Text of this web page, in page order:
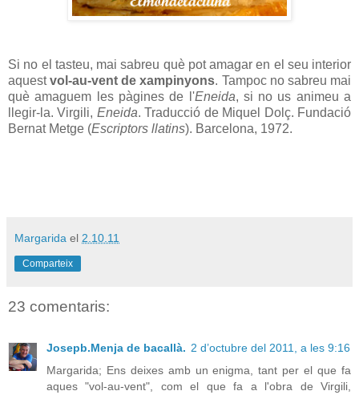
Si no el tasteu, mai sabreu què pot amagar en el seu interior
aquestvol-au-vent de xampinyons. Tampoc no sabreu mai
què amaguem les pàgines de l'Eneida, si no us animeu a
llegir-la. Virgili, Eneida. Traducció de Miquel Dolç. Fundació
Bernat Metge (Escriptors llatins). Barcelona, 1972.
Margarida el 2.10.11
Comparteix
23 comentaris:
Josepb.Menja de bacallà. 2 d’octubre del 2011, a les 9:16
Margarida; Ens deixes amb un enigma, tant per el que fa
aques "vol-au-vent", com el que fa a l'obra de Virgili,